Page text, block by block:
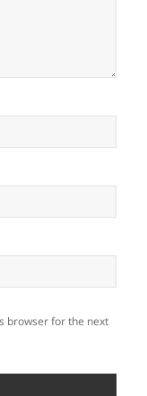
browser for the next